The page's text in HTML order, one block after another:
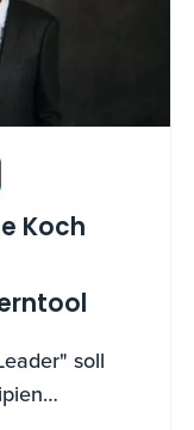
Koch
soll